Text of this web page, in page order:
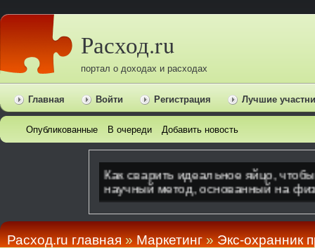
Расход.ru
портал о доходах и расходах
Главная Войти Регистрация Лучшие
Опубликованные В очереди Добавить новость
Расход.ru главная»Маркетинг»Экс-охранник